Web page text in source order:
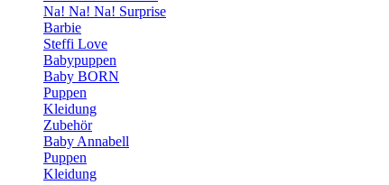
Na! Na! Na! Surprise
Barbie
Steffi Love
Babypuppen
Baby BORN
Puppen
Kleidung
Zubehör
Baby Annabell
Puppen
Kleidung